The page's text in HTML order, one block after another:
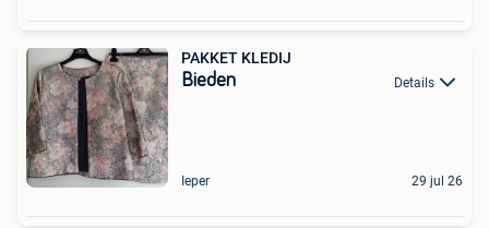
PAKKET KLEDIJ
Bieden Details
Ieper 29 jul 26